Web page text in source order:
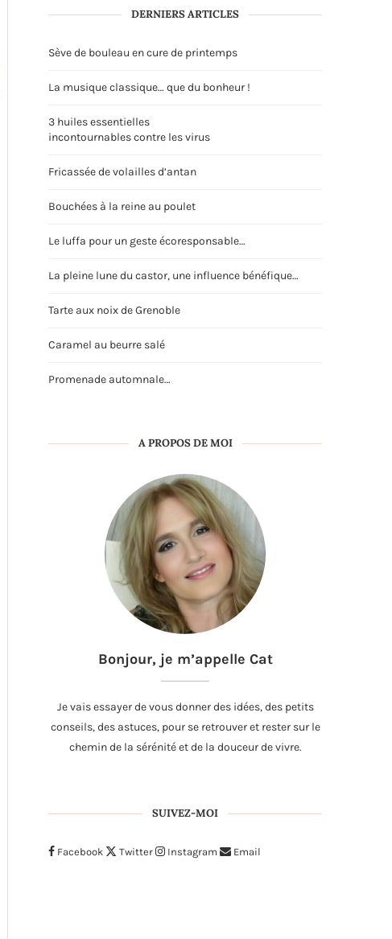
DERNIERS ARTICLES
Sève de bouleau en cure de printemps
La musique classique… que du bonheur !
3 huiles essentielles
incontournables contre les virus
Fricassée de volailles d’antan
Bouchées à la reine au poulet
Le luffa pour un geste écoresponsable…
La pleine lune du castor, une influence bénéfique…
Tarte aux noix de Grenoble
Caramel au beurre salé
Promenade automnale…
A PROPOS DE MOI
Bonjour, je m’appelle Cat
Je vais essayer de vous donner des idées, des petits
conseils, des astuces, pour se retrouver et rester sur le
chemin de la sérénité et de la douceur de vivre.
SUIVEZ-MOI
Facebook Twitter Instagram Email